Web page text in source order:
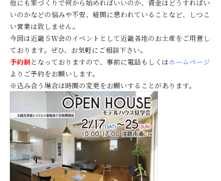
他にも家づくりで何から始めればいいのか、資金はどうすればい
いのかなどの悩みや不安、疑問に思われていることなど、しつこ
い営業は致しません。
今回は近畿ＳＷ会のイベントとして近畿各地のお土産をご用意し
ております。ぜひ、お気軽にご相談下さい。
予約制 となっておりますので、事前に電話もしくはホームページ
よりご予約をお願いします。
※込み合う場合は時間の変更をお願いすることがあります。